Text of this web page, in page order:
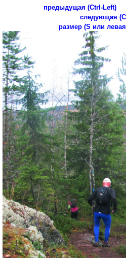
предыдущая (Ctrl-Left)
следующая
размер (S или